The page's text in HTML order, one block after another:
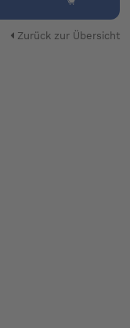
Zurück zur Übersicht